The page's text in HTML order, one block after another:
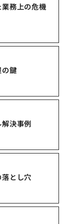
務上の危機
鍵
決事例
とし穴